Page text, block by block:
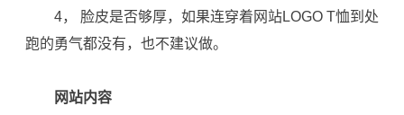
4， 脸皮是否够厚，如果连穿着网站LOGO T恤到处
跑的勇气都没有，也不建议做。
网站内容